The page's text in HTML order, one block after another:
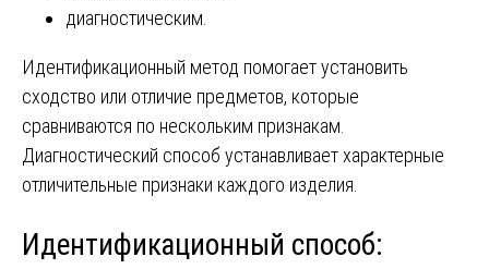
диагностическим.
Идентификационный метод помогает установить
сходство или отличие предметов, которые
сравниваются по нескольким признакам.
Диагностический способ устанавливает характерные
отличительные признаки каждого изделия.
Идентификационный способ: